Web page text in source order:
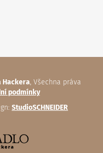
Hackera, Všechna práva
podmínky
StudioSCHNEIDER